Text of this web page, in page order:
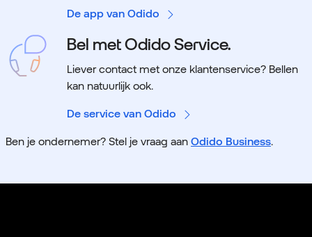
De app van Odido
Bel met Odido Service.
Liever contact met onze klantenservice? Bellen
kan natuurlijk ook.
De service van Odido
Ben je ondernemer? Stel je vraag aan Odido Business.